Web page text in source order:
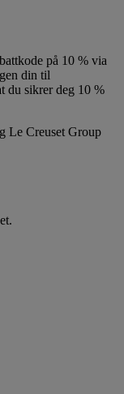
på 10 % via
din til
du sikrer deg 10 %
Le Creuset Group